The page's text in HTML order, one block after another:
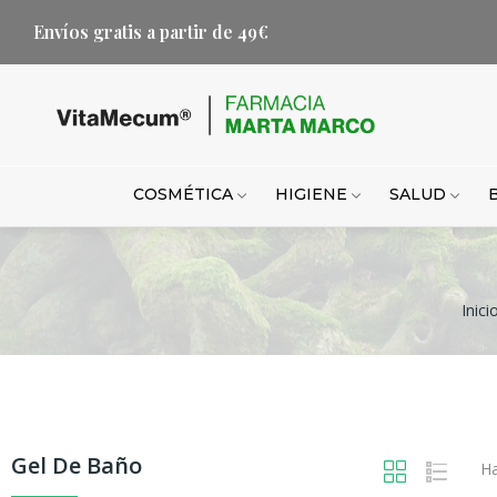
Envíos gratis a partir de 49€
COSMÉTICA HIGIENE SALUD
Gel De Baño